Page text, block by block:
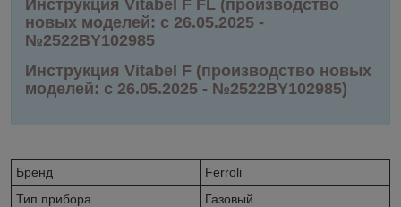
Инструкция Vitabel F FL (производство
новых моделей: с 26.05.2025 -
№2522BY102985
Инструкция Vitabel F (производство новых
моделей: с 26.05.2025 - №2522BY102985)
Бренд
Ferroli
Тип прибора
Газовый